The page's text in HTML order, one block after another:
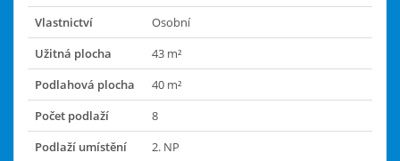
Vlastnictví
Osobní
Užitná plocha
43 m²
Podlahová plocha
40 m²
Počet podlaží
8
Podlaží umístění
2. NP